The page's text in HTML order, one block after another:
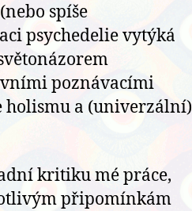
spíše
psychedelie vytýká
poznávacími
holismu a (univerzální)
kritiku mé práce,
připomínkám